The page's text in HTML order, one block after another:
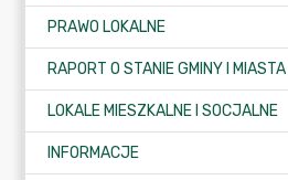
PRAWO LOKALNE
LOKALE MIESZKALNE I SOCJALNE
INFORMACJE